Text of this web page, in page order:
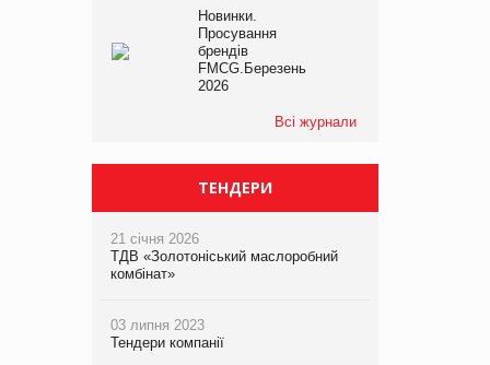
Новинки.
Просування
брендів
FMCG.Березень
2026
Всі журнали
ТЕНДЕРИ
21 січня 2026
ТДВ «Золотоніський маслоробний
комбінат»
03 липня 2023
Тендери компанії